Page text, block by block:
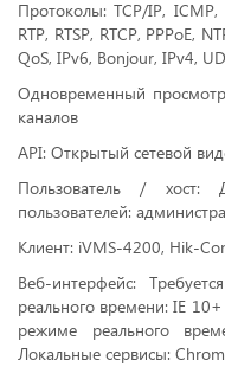
Протоколы: TCP/IP, ICMP,
RTP, RTSP, RTCP, PPPoE,
QoS, IPv6, Bonjour, IPv4,
Одновременный
каналов
API: Открытый сетевой
Пользователь / хост:
пользователей:
Клиент: iVMS-4200, Hik-
Веб-интерфейс:
реального времени: IE
режиме реального
Локальные сервисы: